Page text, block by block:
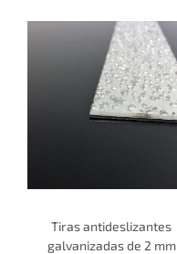
Tiras antideslizantes
galvanizadas de 2 mm